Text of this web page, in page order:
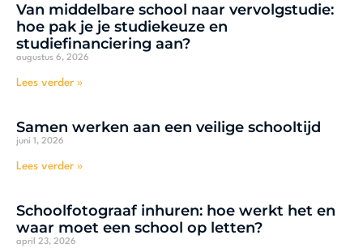
Van middelbare school naar vervolgstudie:
hoe pak je je studiekeuze en
studiefinanciering aan?
augustus 6, 2026
Lees verder »
Samen werken aan een veilige schooltijd
juni 1, 2026
Lees verder »
Schoolfotograaf inhuren: hoe werkt het en
waar moet een school op letten?
april 23, 2026